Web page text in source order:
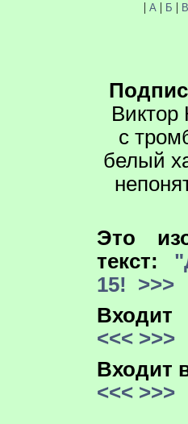
| А | Б | В
с
белый
Это
текст:
15!
>>>
<<< >>>
Входит
<<< >>>